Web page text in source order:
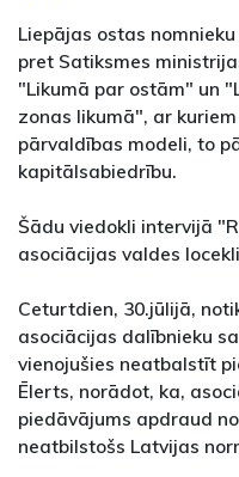
Liepājas ostas
pret Satiksmes
"Likumā par ostām" un
zonas likumā", ar
pārvaldības modeli, to
kapitālsabiedrību.
Šādu viedokli intervijā
asociācijas valdes
Ceturtdien, 30.jūlijā,
asociācijas dalībnieku
vienojušies neatbalstīt
Ēlerts, norādot, ka,
piedāvājums apdraud
neatbilstošs Latvijas